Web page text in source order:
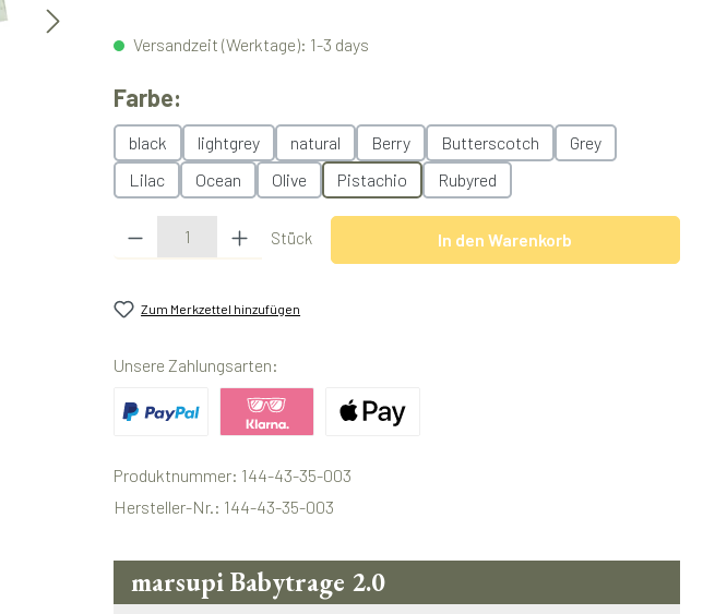
Versandzeit (Werktage): 1-3 days
Farbe:
black lightgrey natural Berry Butterscotch
Grey
Lilac
Ocean Olive Pistachio Rubyred
Produkt Anzahl: Gib den gewünschten Wert ein oder benutze die Schaltflächen um die
Stück In den Warenkorb
Zum Merkzettel hinzufügen
Unsere Zahlungsarten:
Produktnummer: 144-43-35-003
Hersteller-Nr.: 144-43-35-003
marsupi Babytrage 2.0